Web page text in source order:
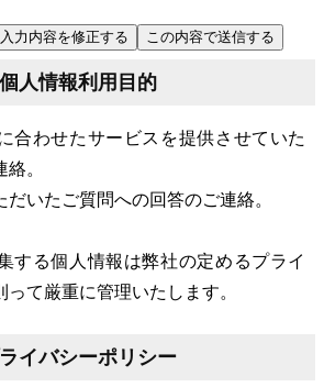
個人情報利用目的
合わせたサービスを提供させていた
。
だいたご質問への回答のご連絡。
する個人情報は弊社の定めるプライ
て厳重に管理いたします。
イバシーポリシー